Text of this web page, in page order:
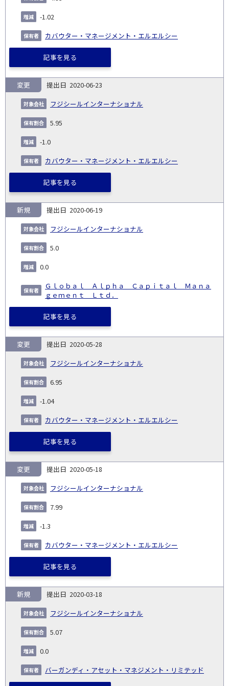
-1.02
カバウター・マネージメント・エルエルシー
記事を見る
2020-06-23
フジシールインターナショナル
変更
5.95
-1.0
カバウター・マネージメント・エルエルシー
記事を見る
2020-06-19
フジシールインターナショナル
新規
5.0
0.0
Ｇｌｏｂａｌ Ａｌｐｈａ Ｃａｐｉｔａｌ Ｍａｎａ
ｇｅｍｅｎｔ Ｌｔｄ．
記事を見る
2020-05-28
フジシールインターナショナル
変更
6.95
-1.04
カバウター・マネージメント・エルエルシー
記事を見る
2020-05-18
フジシールインターナショナル
変更
7.99
-1.3
カバウター・マネージメント・エルエルシー
記事を見る
2020-03-18
フジシールインターナショナル
新規
5.07
0.0
バーガンディ・アセット・マネジメント・リミテッド